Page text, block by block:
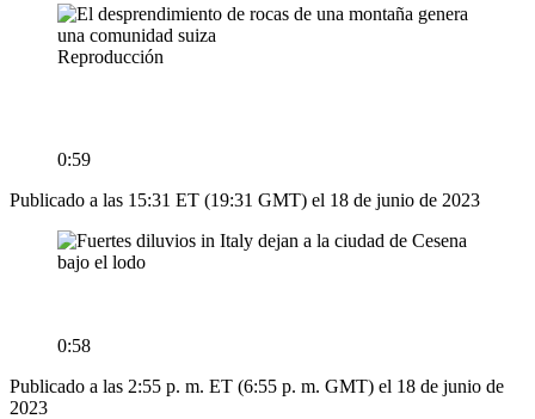
Reproducción
0:59
Publicado a las 15:31 ET (19:31 GMT) el 18 de junio de 2023
0:58
Publicado a las 2:55 p. m. ET (6:55 p. m. GMT) el 18 de junio de
2023